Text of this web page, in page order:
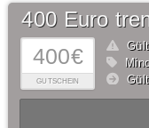
400€
GUTSCHEIN
400 Euro